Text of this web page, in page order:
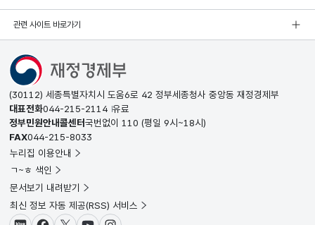
관련 사이트 바로가기
(30112) 세종특별자치시 도움6로 42 정부세종청사 중앙동 재정경제부
대표전화044-215-2114 유료
정부민원안내콜센터국번없이 110 (평일 9시~18시)
FAX044-215-8033
누리집 이용안내
ㄱ~ㅎ 색인
문서보기 내려받기
최신 정보 자동 제공(RSS) 서비스
블로그페이스북X(트위터)유튜브인스타그램